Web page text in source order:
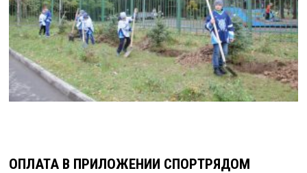
ОПЛАТА В ПРИЛОЖЕНИИ СПОРТРЯДОМ